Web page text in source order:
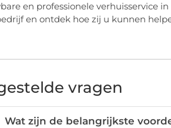
en professionele verhuisservice
en ontdek hoe zij u kunnen
vragen
Wat zijn de belangrijkste